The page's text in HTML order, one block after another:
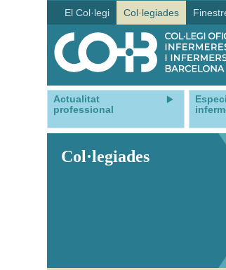
El Col·legi Col·legiades
Actualitat
professional
Col·legiades